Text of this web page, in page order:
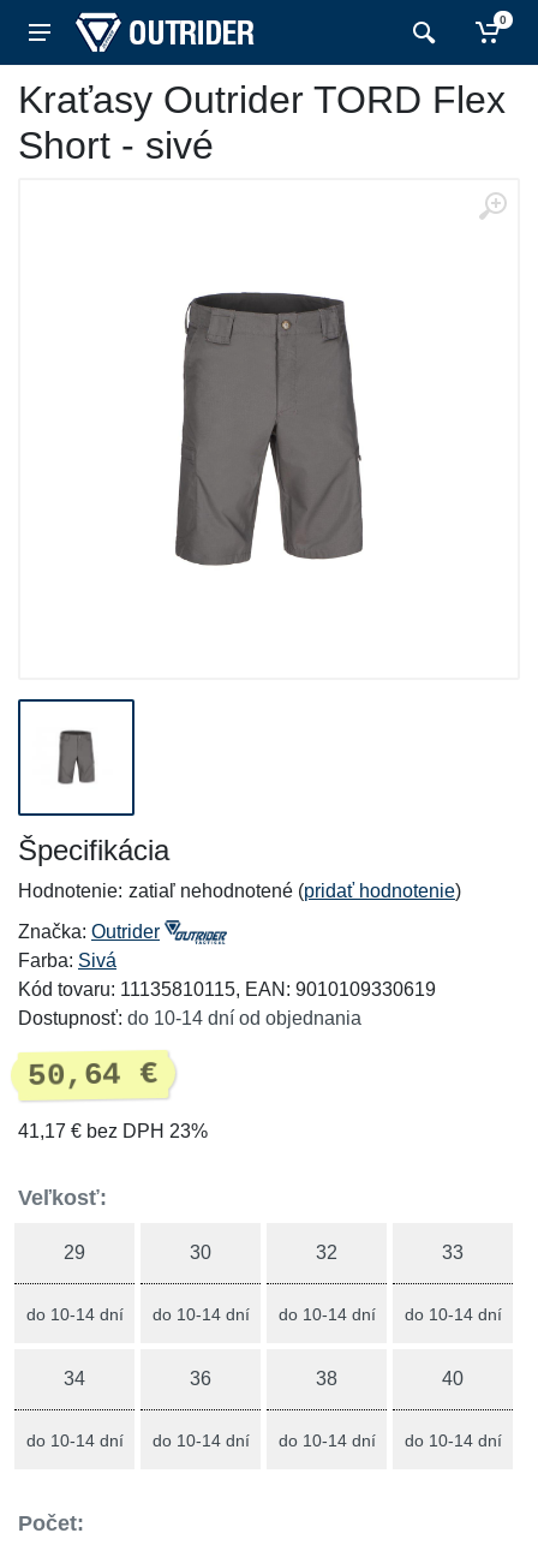
0
Kraťasy Outrider TORD Flex
Short - sivé
Špecifikácia
Hodnotenie: zatiaľ nehodnotené (pridať hodnotenie)
Značka: Outrider
Farba: Sivá
Kód tovaru: 11135810115, EAN: 9010109330619
Dostupnosť: do 10-14 dní od objednania
50,64 €
41,17 € bez DPH 23%
Veľkosť:
29
do 10-14 dní
30
do 10-14 dní
32
do 10-14 dní
33
do 10-14 dní
34
do 10-14 dní
36
do 10-14 dní
38
do 10-14 dní
40
do 10-14 dní
Počet: